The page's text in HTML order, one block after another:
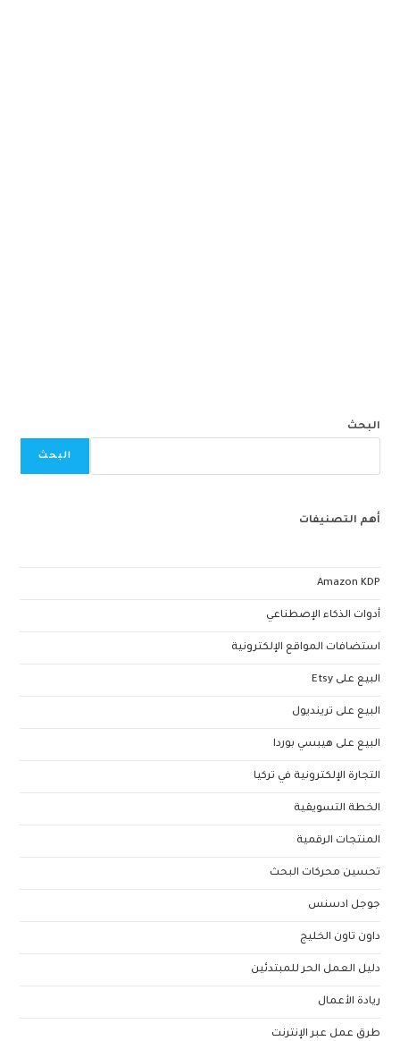
البحث
البحث
أهم التصنيفات
Amazon KDP
أدوات الذكاء الإصطناعي
استضافات المواقع الإلكترونية
البيع على Etsy
البيع على ترينديول
البيع على هيبسي بوردا
التجارة الإلكترونية في تركيا
الخطة التسويقية
المنتجات الرقمية
تحسين محركات البحث
جوجل ادسنس
داون تاون الخليج
دليل العمل الحر للمبتدئين
ريادة الأعمال
طرق عمل عبر الإنترنت